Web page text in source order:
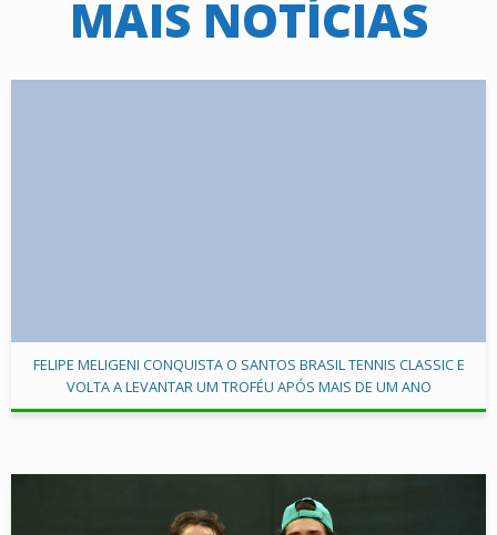
MAIS NOTÍCIAS
FELIPE MELIGENI CONQUISTA O SANTOS BRASIL TENNIS CLASSIC E
VOLTA A LEVANTAR UM TROFÉU APÓS MAIS DE UM ANO